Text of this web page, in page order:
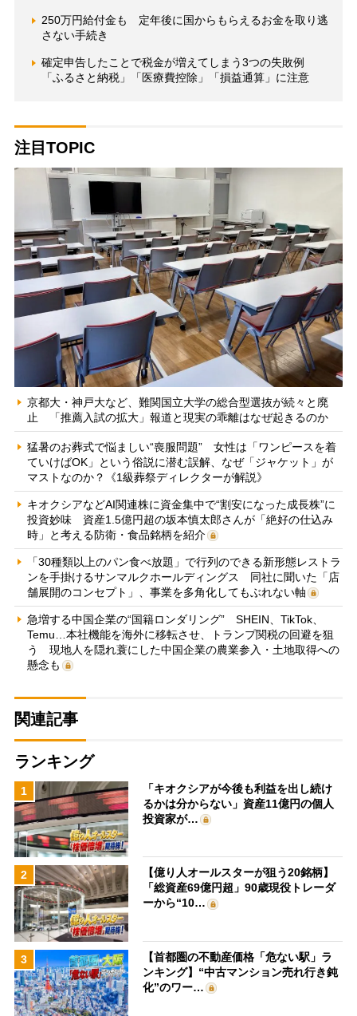
250万円給付金も 定年後に国からもらえるお金を取り逃
さない手続き
確定申告したことで税金が増えてしまう3つの失敗例
「ふるさと納税」「医療費控除」「損益通算」に注意
注目TOPIC
京都大・神戸大など、難関国立大学の総合型選抜が続々と廃
止 「推薦入試の拡大」報道と現実の乖離はなぜ起きるのか
猛暑のお葬式で悩ましい“喪服問題” 女性は「ワンピースを着
ていけばOK」という俗説に潜む誤解、なぜ「ジャケット」が
マストなのか？《1級葬祭ディレクターが解説》
キオクシアなどAI関連株に資金集中で“割安になった成長株”に
投資妙味 資産1.5億円超の坂本慎太郎さんが「絶好の仕込み
時」と考える防衛・食品銘柄を紹介
「30種類以上のパン食べ放題」で行列のできる新形態レストラ
ンを手掛けるサンマルクホールディングス 同社に聞いた「店
舗展開のコンセプト」、事業を多角化してもぶれない軸
急増する中国企業の“国籍ロンダリング” SHEIN、TikTok、
Temu…本社機能を海外に移転させ、トランプ関税の回避を狙
う 現地人を隠れ蓑にした中国企業の農業参入・土地取得への
懸念も
関連記事
ランキング
1
「キオクシアが今後も利益を出し続け
るかは分からない」資産11億円の個人
投資家が…
2
【億り人オールスターが狙う20銘柄】
「総資産69億円超」90歳現役トレーダ
ーから“10…
3
【首都圏の不動産価格「危ない駅」ラ
ンキング】“中古マンション売れ行き鈍
化”のワー…